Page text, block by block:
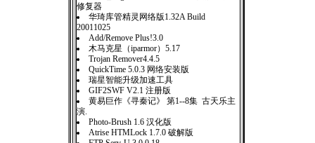
修复器
华琦库管精灵网络版1.32A Build
20011025
Add/Remove Plus!3.0
木马克星（iparmor）5.17
Trojan Remover4.4.5
QuickTime 5.0.3 网络安装版
瑞星智能升级加速工具
GIF2SWF V2.1 注册版
黄易巨作《寻秦记》 第1--8集 古天乐主
演.
Photo-Brush 1.6 汉化版
Atrise HTMLock 1.7.0 破解版